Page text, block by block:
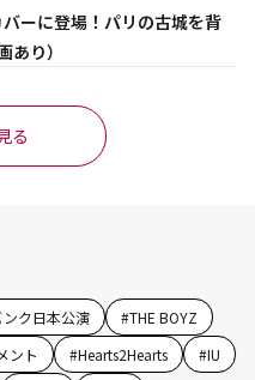
ーに登場！パリの古城を背
り）
る
ク日本公演 #THE BOYZ
ント #Hearts2Hearts #IU